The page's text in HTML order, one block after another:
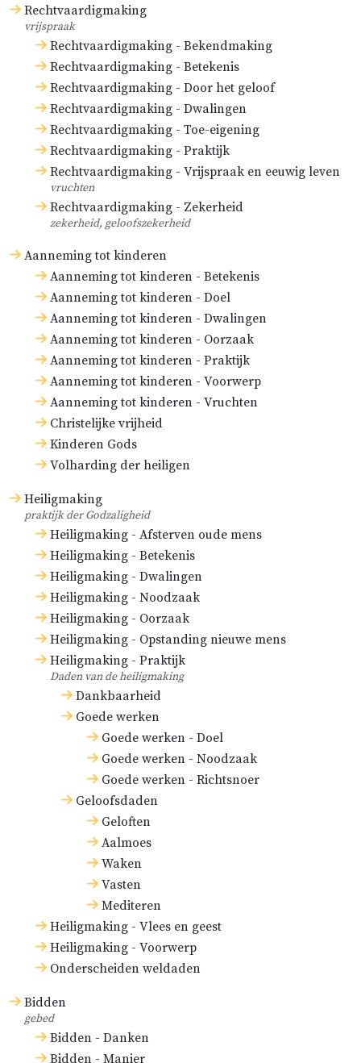
Rechtvaardigmaking
vrijspraak
Rechtvaardigmaking - Bekendmaking
Rechtvaardigmaking - Betekenis
Rechtvaardigmaking - Door het geloof
Rechtvaardigmaking - Dwalingen
Rechtvaardigmaking - Toe-eigening
Rechtvaardigmaking - Praktijk
Rechtvaardigmaking - Vrijspraak en eeuwig leven
vruchten
Rechtvaardigmaking - Zekerheid
zekerheid, geloofszekerheid
Aanneming tot kinderen
Aanneming tot kinderen - Betekenis
Aanneming tot kinderen - Doel
Aanneming tot kinderen - Dwalingen
Aanneming tot kinderen - Oorzaak
Aanneming tot kinderen - Praktijk
Aanneming tot kinderen - Voorwerp
Aanneming tot kinderen - Vruchten
Christelijke vrijheid
Kinderen Gods
Volharding der heiligen
Heiligmaking
praktijk der Godzaligheid
Heiligmaking - Afsterven oude mens
Heiligmaking - Betekenis
Heiligmaking - Dwalingen
Heiligmaking - Noodzaak
Heiligmaking - Oorzaak
Heiligmaking - Opstanding nieuwe mens
Heiligmaking - Praktijk
Daden van de heiligmaking
Dankbaarheid
Goede werken
Goede werken - Doel
Goede werken - Noodzaak
Goede werken - Richtsnoer
Geloofsdaden
Geloften
Aalmoes
Waken
Vasten
Mediteren
Heiligmaking - Vlees en geest
Heiligmaking - Voorwerp
Onderscheiden weldaden
Bidden
gebed
Bidden - Danken
Bidden - Manier